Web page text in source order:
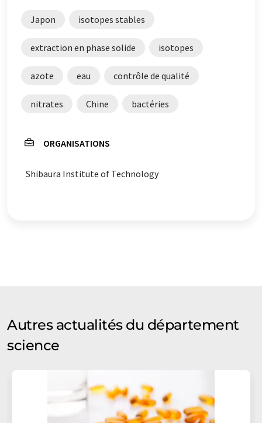
Japon isotopes stables
extraction en phase solide isotopes
azote eau contrôle de qualité
nitrates Chine bactéries
ORGANISATIONS
Shibaura Institute of Technology
Autres actualités du département
science